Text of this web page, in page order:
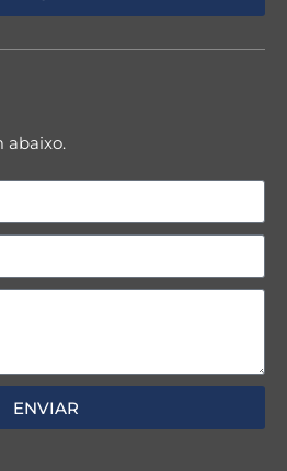
abaixo.
ENVIAR